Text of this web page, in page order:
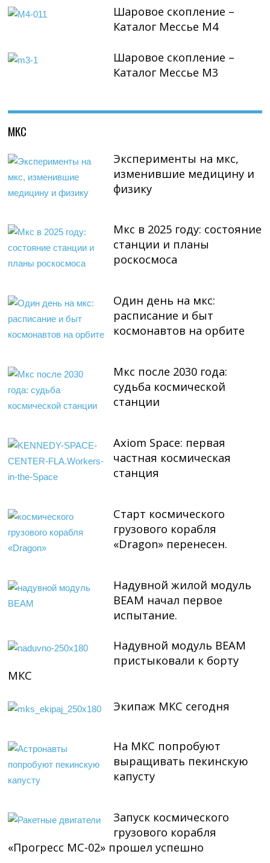
Шаровое скопление –
Каталог Мессье М4
Шаровое скопление –
Каталог Мессье М3
МКС
Эксперименты на мкс,
изменившие медицину и
физику
Мкс в 2025 году: состояние
станции и планы
роскосмоса
Один день на мкс:
расписание и быт
космонавтов на орбите
Мкс после 2030 года:
судьба космической
станции
Axiom Space: первая
частная космическая
станция
Старт космического
грузового корабля
«Dragon» перенесен.
Надувной жилой модуль
BEAM начал первое
испытание.
Надувной модуль BEAM
пристыковали к борту
МКС
Экипаж МКС сегодня
На МКС попробуют
выращивать пекинскую
капусту
Запуск космического
грузового корабля
«Прогресс МС-02» прошел успешно